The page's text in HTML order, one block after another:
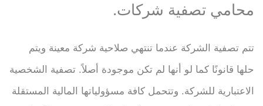
محامي تصفية شركات.
تتم تصفية الشركة عندما تنتهي صلاحية شركة معينة ويتم
حلها قانونًا كما لو أنها لم تكن موجودة أصلاً. تصفية الشخصية
الاعتبارية للشركة. وتتحمل كافة مسؤولياتها المالية المستقلة